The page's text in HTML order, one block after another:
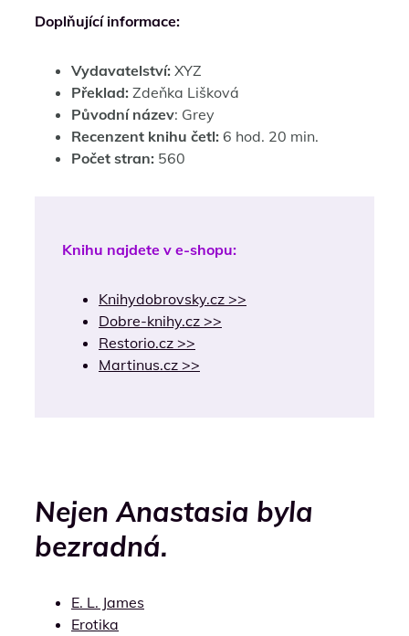
Doplňující informace:
Vydavatelství: XYZ
Překlad: Zdeňka Lišková
Původní název: Grey
Recenzent knihu četl: 6 hod. 20 min.
Počet stran: 560
Knihu najdete v e-shopu:
Knihydobrovsky.cz >>
Dobre-knihy.cz >>
Restorio.cz >>
Martinus.cz >>
Nejen Anastasia byla
bezradná.
E. L. James
Erotika